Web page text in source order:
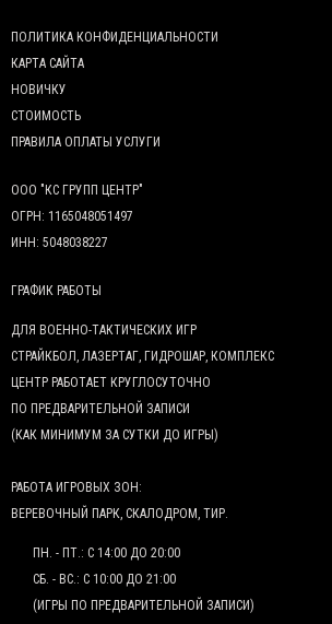
ПОЛИТИКА КОНФИДЕНЦИАЛЬНОСТИ
КАРТА САЙТА
НОВИЧКУ
СТОИМОСТЬ
ПРАВИЛА ОПЛАТЫ УСЛУГИ
ООО "КС ГРУПП ЦЕНТР"
ОГРН: 1165048051497
ИНН: 5048038227
ГРАФИК РАБОТЫ
ДЛЯ ВОЕННО-ТАКТИЧЕСКИХ ИГР
СТРАЙКБОЛ, ЛАЗЕРТАГ, ГИДРОШАР, КОМПЛЕКС
ЦЕНТР РАБОТАЕТ КРУГЛОСУТОЧНО
ПО ПРЕДВАРИТЕЛЬНОЙ ЗАПИСИ
(КАК МИНИМУМ ЗА СУТКИ ДО ИГРЫ)
РАБОТА ИГРОВЫХ ЗОН:
ВЕРЕВОЧНЫЙ ПАРК, СКАЛОДРОМ, ТИР.
ПН. - ПТ.: С 14:00 ДО 20:00
СБ. - ВС.: С 10:00 ДО 21:00
(ИГРЫ ПО ПРЕДВАРИТЕЛЬНОЙ ЗАПИСИ)